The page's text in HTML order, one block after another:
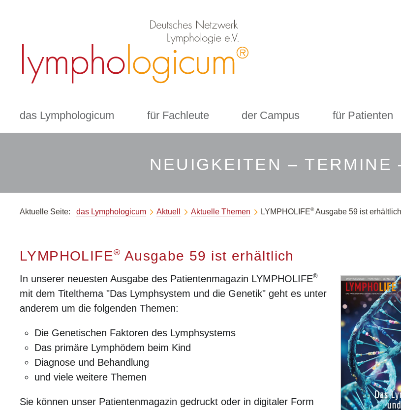
das Lymphologicum für Fachleute der Campus für Patienten
NEUIGKEITEN – TERMINE
Aktuelle Seite: das Lymphologicum  Aktuell  Aktuelle Themen  LYMPHOLIFE®Ausgabe 59 ist erhältlich
LYMPHOLIFE® Ausgabe 59 ist erhältlich
In unserer neuesten Ausgabe des Patientenmagazin LYMPHOLIFE®
mit dem Titelthema "Das Lymphsystem und die Genetik" geht es unter
anderem um die folgenden Themen:
Die Genetischen Faktoren des Lymphsystems
Das primäre Lymphödem beim Kind
Diagnose und Behandlung
und viele weitere Themen
Sie können unser Patientenmagazin gedruckt oder in digitaler Form